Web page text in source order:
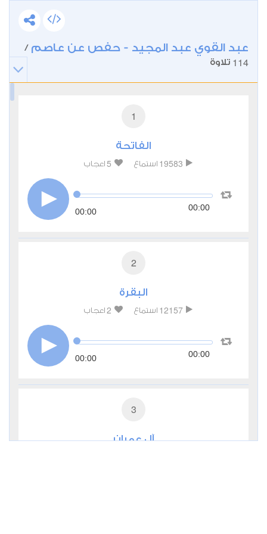
عبد القوي عبد المجيد - حفص عن عاصم /
114 تلاوة
1
الفاتحة
19583 استماع 5 اعجاب
00:00 00:00
2
البقرة
12157 استماع 2 اعجاب
00:00 00:00
3
آل عمران